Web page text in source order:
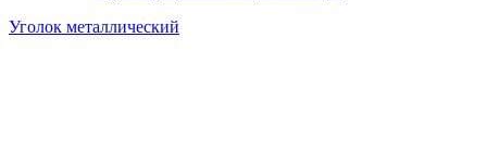
Уголок металлический